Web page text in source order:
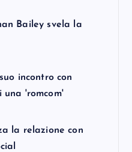
Bailey svela la
incontro con
una 'romcom'
la relazione con